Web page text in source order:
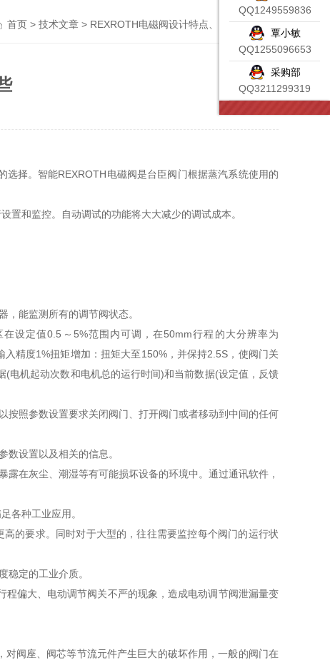
首页 > 技术文章 > REXROTH电磁阀设计特点、资料各分哪些
择。智能REXROTH电磁阀是台臣阀门根据蒸汽系统使用的
和监控。自动调试的功能将大大减少的调试成本。
能监测所有的调节阀状态。
设定值0.5～5%范围内可调，在50mm行程的大分辨率为
精度1%扭矩增加：扭矩大至150%，并保持2.5S，使阀门关
电机起动次数和电机总的运行时间)和当前数据(设定值，反馈
照参数设置要求关闭阀门、打开阀门或者移动到中间的任何
设置以及相关的信息。
在灰尘、潮湿等有可能损坏设备的环境中。通过通讯软件，
各种工业应用。
的要求。同时对于大型的，往往需要监控每个阀门的运行状
定的工业介质。
偏大、电动调节阀关不严的现象，造成电动调节阀泄漏量变
阀座、阀芯等节流元件产生巨大的破坏作用，一般的阀门在
QQ1249559836
覃小敏
QQ1255096653
采购部
QQ3211299319